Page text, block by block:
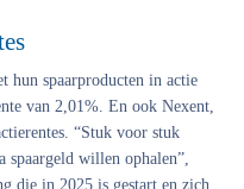
hun spaarproducten in actie
van 2,01%. En ook Nexent,
“Stuk voor stuk
spaargeld willen ophalen”,
die in 2025 is gestart en zich